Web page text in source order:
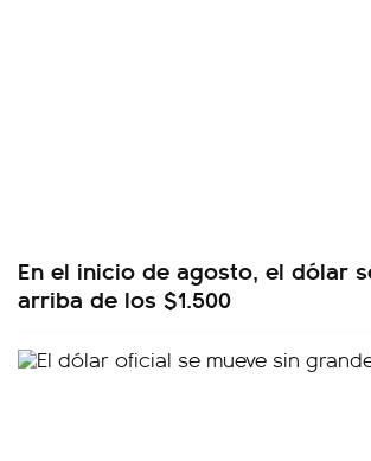
En el inicio de agosto, el dólar
arriba de los $1.500